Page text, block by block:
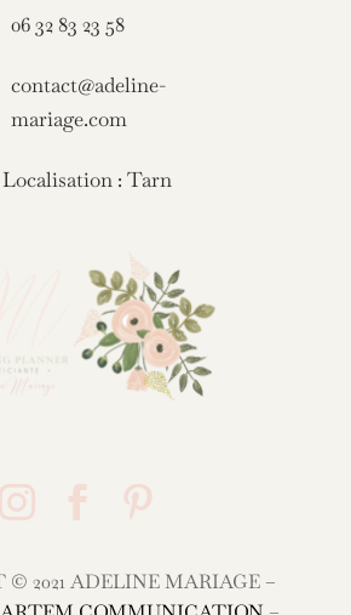
06 32 83 23 58
contact@adeline-
mariage.com
Localisation : Tarn
  
© 2021 ADELINE MARIAGE –